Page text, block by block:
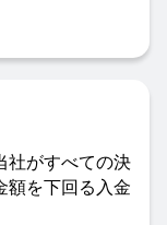
社がすべての決
額を下回る入金